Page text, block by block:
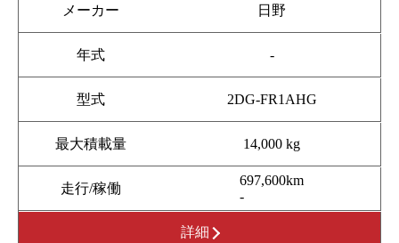
メーカー 日野
年式 -
型式 2DG-FR1AHG
最大積載量 14,000 kg
走行/稼働
697,600km
-
詳細